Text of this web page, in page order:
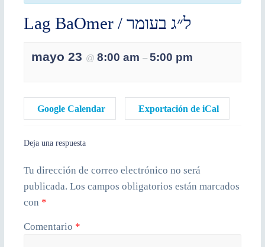
Lag BaOmer / ל״ג בעומר
mayo 23 @ 8:00 am – 5:00 pm
Google Calendar Exportación de iCal
Deja una respuesta
Tu dirección de correo electrónico no será
publicada. Los campos obligatorios están marcados
con *
Comentario *